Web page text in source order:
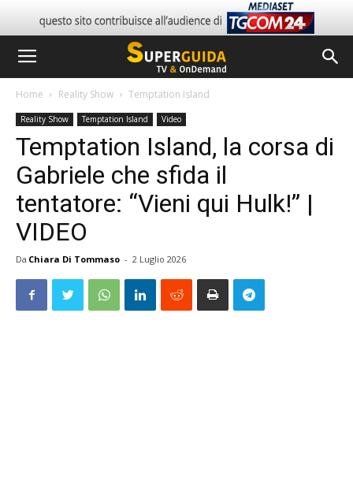
Home Reality Show Temptation Island
Reality Show Temptation Island Video
Temptation Island, la corsa di
Gabriele che sfida il
tentatore: “Vieni qui Hulk!” |
VIDEO
Da Chiara Di Tommaso - 2 Luglio 2026